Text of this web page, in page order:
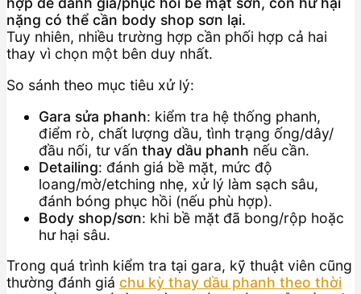
nặng có thể cần body shop sơn lại.
Tuy nhiên, nhiều trường hợp cần phối hợp cả hai
thay vì chọn một bên duy nhất.
So sánh theo mục tiêu xử lý:
Gara sửa phanh: kiểm tra hệ thống phanh,
điểm rò, chất lượng dầu, tình trạng ống/dây/
đầu nối, tư vấn thay dầu phanh nếu cần.
Detailing: đánh giá bề mặt, mức độ
loang/mờ/etching nhẹ, xử lý làm sạch sâu,
đánh bóng phục hồi (nếu phù hợp).
Body shop/sơn: khi bề mặt đã bong/rộp hoặc
hư hại sâu.
Trong quá trình kiểm tra tại gara, kỹ thuật viên cũng
thường đánh giá chu kỳ thay dầu phanh theo thời